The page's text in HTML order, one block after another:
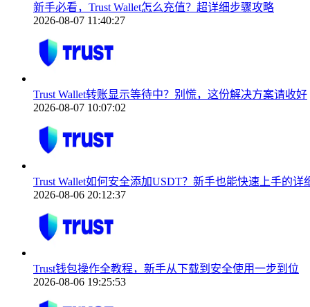
新手必看，Trust Wallet怎么充值？超详细步骤攻略
2026-08-07 11:40:27
Trust Wallet转账显示等待中？别慌，这份解决方案请收好
2026-08-07 10:07:02
Trust Wallet如何安全添加USDT？新手也能快速上手的详
2026-08-06 20:12:37
Trust钱包操作全教程，新手从下载到安全使用一步到位
2026-08-06 19:25:53